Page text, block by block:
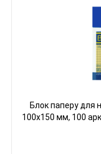
Блок паперу для
100х150 мм, 100